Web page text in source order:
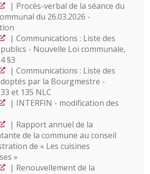
| Procès-verbal de la séance du
du 26.03.2026 -
| Communications : Liste des
- Nouvelle Loi communale,
§3
| Communications : Liste des
par la Bourgmestre -
et 135 NLC
| INTERFIN - modification des
| Rapport annuel de la
de la commune au conseil
de « Les cuisines
»
| Renouvellement de la